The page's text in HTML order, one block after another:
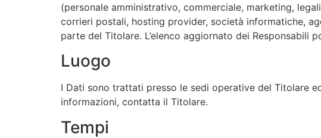
(personale amministrativo, commerciale, marketing,
corrieri postali, hosting provider, società informatiche,
parte del Titolare. L’elenco aggiornato dei Responsabili
Luogo
I Dati sono trattati presso le sedi operative del Titolare
informazioni, contatta il Titolare.
Tempi